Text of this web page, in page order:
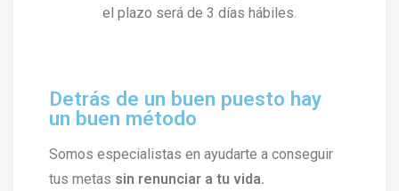
el plazo será de 3 días hábiles.
Detrás de un buen puesto hay
un buen método
Somos especialistas en ayudarte a conseguir
tus metas sin renunciar a tu vida.